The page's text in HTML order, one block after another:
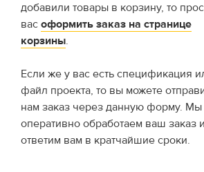
добавили товары в корзину, то
вас оформить заказ на странице
корзины.
Если же у вас есть спецификация
файл проекта, то вы можете
нам заказ через данную форму. Мы
оперативно обработаем ваш заказ и
ответим вам в кратчайшие сроки.